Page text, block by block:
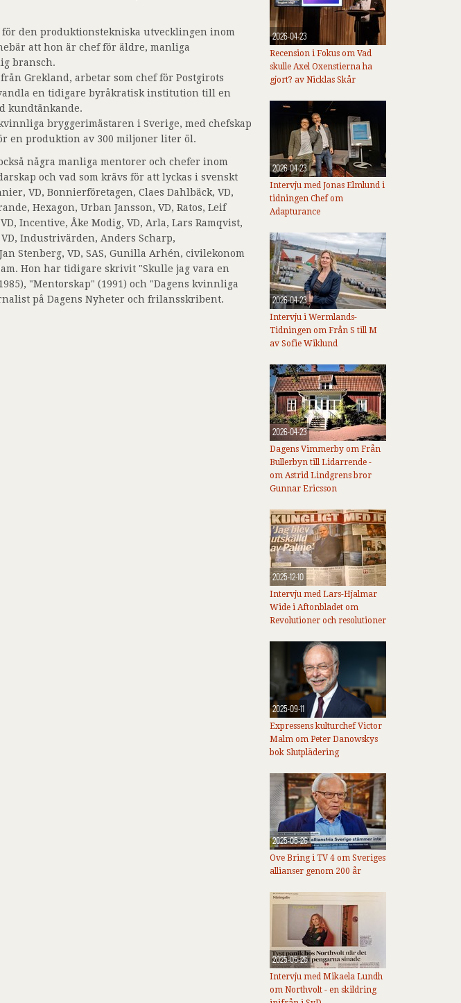
för den produktionstekniska utvecklingen inom
att hon är chef för äldre, manliga
bransch.
Grekland, arbetar som chef för Postgirots
en tidigare byråkratisk institution till en
kundtänkande.
bryggerimästaren i Sverige, med chefskap
en produktion av 300 miljoner liter öl.
några manliga mentorer och chefer inom
och vad som krävs för att lyckas i svenskt
VD, Bonnierföretagen, Claes Dahlbäck, VD,
Hexagon, Urban Jansson, VD, Ratos, Leif
Incentive, Åke Modig, VD, Arla, Lars Ramqvist,
Industrivärden, Anders Scharp,
Stenberg, VD, SAS, Gunilla Arhén, civilekonom
Hon har tidigare skrivit "Skulle jag vara en
"Mentorskap" (1991) och "Dagens kvinnliga
på Dagens Nyheter och frilansskribent.
2026-04-23
Recension i Fokus om Vad
skulle Axel Oxenstierna ha
gjort? av Nicklas Skår
2026-04-23
Intervju med Jonas Elmlund i
tidningen Chef om
Adapturance
2026-04-23
Intervju i Wermlands-
Tidningen om Från S till M
av Sofie Wiklund
2026-04-23
Dagens Vimmerby om Från
Bullerbyn till Lidarrende -
om Astrid Lindgrens bror
Gunnar Ericsson
2025-12-10
Intervju med Lars-Hjalmar
Wide i Aftonbladet om
Revolutioner och resolutioner
2025-09-11
Expressens kulturchef Victor
Malm om Peter Danowskys
bok Slutplädering
2025-05-26
Ove Bring i TV 4 om Sveriges
allianser genom 200 år
2025-05-26
Intervju med Mikaela Lundh
om Northvolt - en skildring